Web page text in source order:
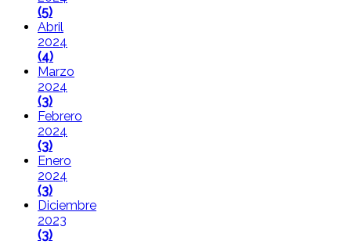
(5)
Abril
2024
(4)
Marzo
2024
(3)
Febrero
2024
(3)
Enero
2024
(3)
Diciembre
2023
(3)